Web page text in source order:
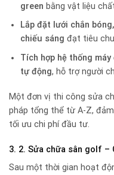
green bằng vật liệu
Lắp đặt lưới chắn
chiếu sáng đạt tiêu
Tích hợp hệ thống
tự động, hỗ trợ người
Một đơn vị thi công sửa
pháp tổng thể từ A-Z,
tối ưu chi phí đầu tư.
3. 2. Sửa chữa sân golf
Sau một thời gian hoạt